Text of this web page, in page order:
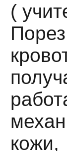
(